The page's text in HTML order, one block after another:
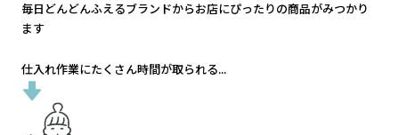
毎日どんどんふえるブランドからお店にぴったりの商品がみつかり
ます
仕入れ作業にたくさん時間が取られる...